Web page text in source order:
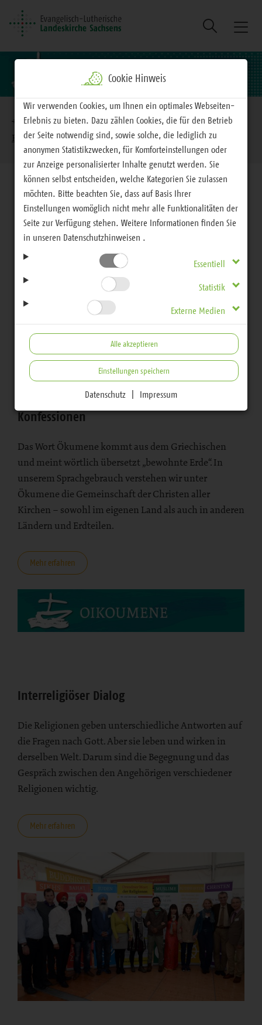
Suche
Brotkrumennavigation
EVLKS - interessiert Glauben
Ökumene und
Religionen
Glauben
Ökumene und
Religionen
Dialog zwischen den christlichen
Konfessionen
Das Wort Ökumene kommt aus dem Griechischen
und meint wörtlich übersetzt „bewohnte Erde“. In
unserem Sprachgebrauch verstehen wir unter
Ökumene die Gemeinschaft der Christen aller
Kirchen – sowohl im eigenen Land als auch in anderen
Ländern und Erdteilen.
Mehr erfahren
Interreligiöser Dialog
Die Religionen geben unterschiedliche Antworten auf
die Fragen nach Gott. Aber sie leben und wirken in
derselben Welt. Darum sind die Begegnung und das
Gespräch zwischen den Angehörigen verschiedener
Religionen wichtig.
Mehr erfahren
Cookie Hinweis
Wir verwenden Cookies, um Ihnen ein optimales Webseiten-
Erlebnis zu bieten. Dazu zählen Cookies, die für den Betrieb
der Seite notwendig sind, sowie solche, die lediglich zu
anonymen Statistikzwecken, für Komforteinstellungen oder
zur Anzeige personalisierter Inhalte genutzt werden. Sie
können selbst entscheiden, welche Kategorien Sie zulassen
möchten. Bitte beachten Sie, dass auf Basis Ihrer
Einstellungen womöglich nicht mehr alle Funktionalitäten der
Seite zur Verfügung stehen. Weitere Informationen finden Sie
in unseren Datenschutzhinweisen .
Essentiell
Statistik
Externe Medien
Alle akzeptieren
Einstellungen speichern
Datenschutz Impressum